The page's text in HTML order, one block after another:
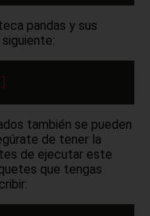
pandas y sus
]
también se pueden
de tener la
de ejecutar este
que tengas